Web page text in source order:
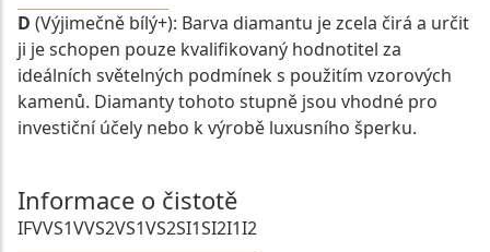
D (Výjimečně bílý+): Barva diamantu je zcela čirá a určit
ji je schopen pouze kvalifikovaný hodnotitel za
ideálních světelných podmínek s použitím vzorových
kamenů. Diamanty tohoto stupně jsou vhodné pro
investiční účely nebo k výrobě luxusního šperku.
Informace o čistotě
IFVVS1VVS2VS1VS2SI1SI2I1I2